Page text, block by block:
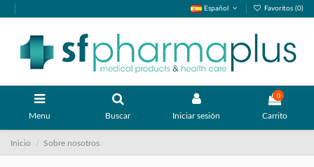
Español Favoritos (0)
Menu Buscar Iniciar sesión
0
Carrito
Inicio Sobre nosotros